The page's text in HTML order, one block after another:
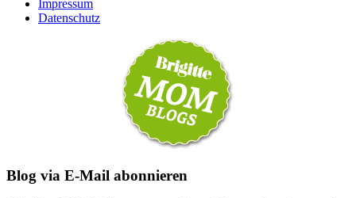
Impressum
Datenschutz
Blog via E-Mail abonnieren